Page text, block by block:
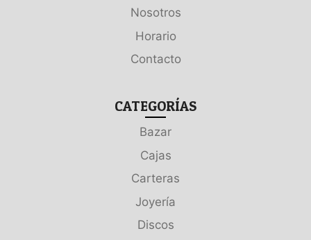
Nosotros
Horario
Contacto
CATEGORÍAS
Bazar
Cajas
Carteras
Joyería
Discos